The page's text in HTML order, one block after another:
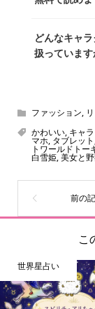
いをお届けす
め、正確な情
どんなキャ
扱っています
ん！200種以
をご紹介して
ーをいち早く
ひとつです。
ファッション,
かわいい, キャ
マホ, タブレット
トワールドトー
白雪姫,美女と
こ
世界星占い